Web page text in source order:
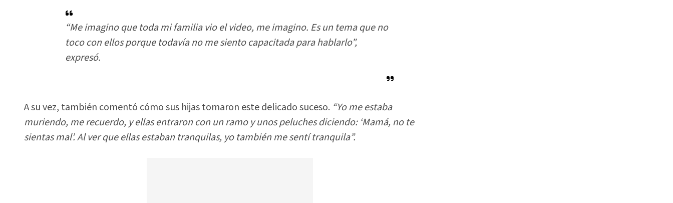
“Me imagino que toda mi familia vio el video, me imagino. Es un tema que no
toco con ellos porque todavía no me siento capacitada para hablarlo”,
expresó.
A su vez, también comentó cómo sus hijas tomaron este delicado suceso. “Yo me estaba
muriendo, me recuerdo, y ellas entraron con un ramo y unos peluches diciendo: ‘Mamá, no te
sientas mal’. Al ver que ellas estaban tranquilas, yo también me sentí tranquila”.